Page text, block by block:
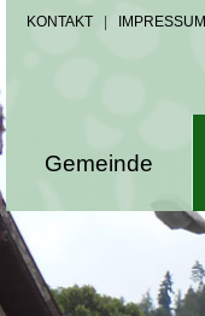
KONTAKT IMPRESSUM
Gemeinde